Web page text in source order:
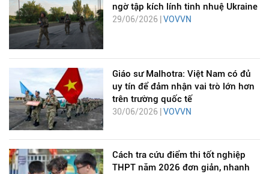
ngờ tập kích lính tinh nhuệ Ukraine
29/06/2026 |VOVVN
Giáo sư Malhotra: Việt Nam có đủ
uy tín để đảm nhận vai trò lớn hơn
trên trường quốc tế
30/06/2026 | VOVVN
Cách tra cứu điểm thi tốt nghiệp
THPT năm 2026 đơn giản, nhanh